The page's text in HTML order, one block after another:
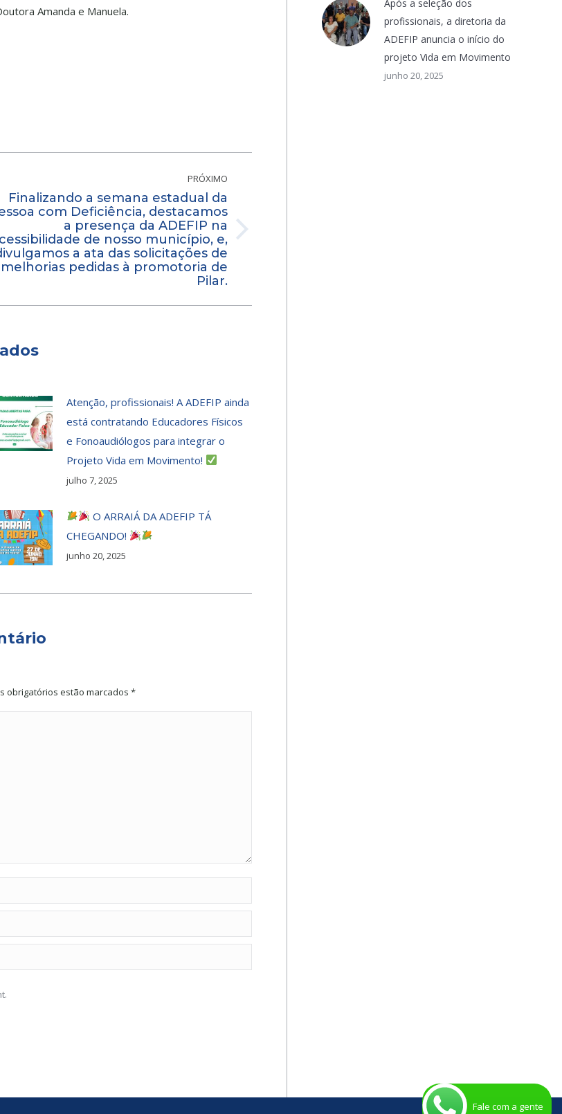
Amanda e Manuela.
PRÓXIMO
Finalizando a semana estadual da
com Deficiência, destacamos
a presença da ADEFIP na
de nosso município, e,
a ata das solicitações de
melhorias pedidas à promotoria de
Pilar.
Atenção, profissionais! A ADEFIP ainda
está contratando Educadores Físicos
e Fonoaudiólogos para integrar o
Projeto Vida em Movimento!
julho 7, 2025
O ARRAIÁ DA ADEFIP TÁ
CHEGANDO!
junho 20, 2025
obrigatórios estão marcados*
Após a seleção dos
profissionais, a diretoria da
ADEFIP anuncia o início do
projeto Vida em Movimento
junho 20, 2025
Fale com a gente